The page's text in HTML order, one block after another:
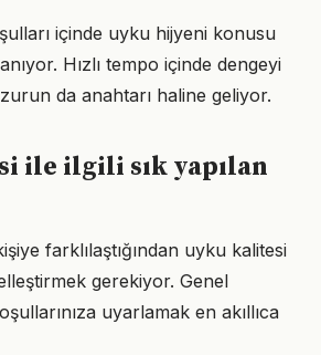
içinde uyku hijyeni konusu
Hızlı tempo içinde dengeyi
da anahtarı haline geliyor.
ile ilgili sık yapılan
farklılaştığından uyku kalitesi
gerekiyor. Genel
uyarlamak en akıllıca